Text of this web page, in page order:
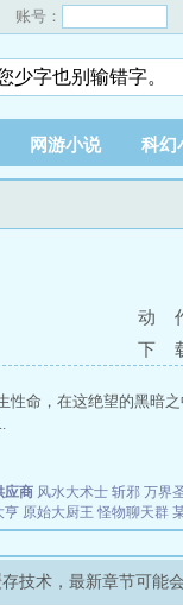
账号：
网游小说 科幻
动
下
命，在这绝望的黑暗
应商 风水大术士 斩邪 万界
亨 原始大厨王 怪物聊天群
存技术，最新章节可能